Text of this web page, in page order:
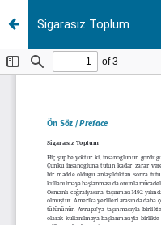
Sigarasız Toplum